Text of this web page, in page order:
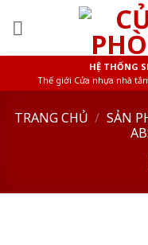
HỆ THỐNG
Thế giới Cửa nhựa nhà
TRANG CHỦ / SẢN